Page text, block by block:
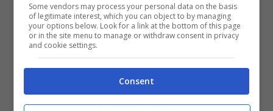
leggere un nostro approfondimento sul
tema >>>Non vuole vivere senza i suoi
gatti: la casa di riposo fa un gesto
Some vendors may process your personal data on the basis
of legitimate interest, which you can object to by managing
your options below. Look for a link at the bottom of this page
or in the site menu to manage or withdraw consent in privacy
and cookie settings.
Consent